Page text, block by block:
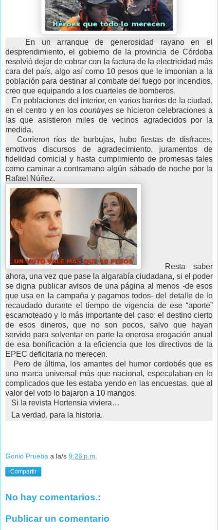
En un arranque de generosidad rayano en el
desprendimiento, el gobierno de la provincia de Córdoba
resolvió dejar de cobrar con la factura de la electricidad más
cara del país, algo así como 10 pesos que le imponían a la
población para destinar al combate del fuego por incendios,
creo que equipando a los cuarteles de bomberos.
En poblaciones del interior, en varios barrios de la ciudad,
en el centro y en loscountryes se hicieron celebraciones a
las que asistieron miles de vecinos agradecidos por la
medida.
Corrieron ríos de burbujas, hubo fiestas de disfraces,
emotivos discursos de agradecimiento, juramentos de
fidelidad comicial y hasta cumplimiento de promesas tales
como caminar a contramano algún sábado de noche por la
Rafael Núñez.
Resta saber
ahora, una vez que pase la algarabía ciudadana, si el poder
se digna publicar avisos de una página al menos -de esos
que usa en la campaña y pagamos todos- del detalle de lo
recaudado durante el tiempo de vigencia de ese “aporte”
escamoteado y lo más importante del caso: el destino cierto
de esos dineros, que no son pocos, salvo que hayan
servido para solventar en parte la onerosa erogación anual
de esa bonificación a la eficiencia que los directivos de la
EPEC deficitaria no merecen.
Pero de última, los amantes del humor cordobés que es
una marca universal más que nacional, especulaban en lo
complicados que les estaba yendo en las encuestas, que al
valor del voto lo bajaron a 10 mangos.
Si la revista Hortensia viviera…
La verdad, para la historia.
Gonio Prueba a la/s 9:26 p.m.
Compartir
No hay comentarios.:
Publicar un comentario